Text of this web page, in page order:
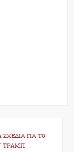
ΓΙΑ ΤΟ
ΤΡΑΜΠ